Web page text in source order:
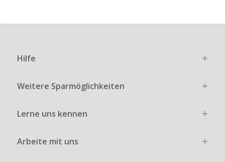
Hilfe
Weitere Sparmöglichkeiten
Lerne uns kennen
Arbeite mit uns